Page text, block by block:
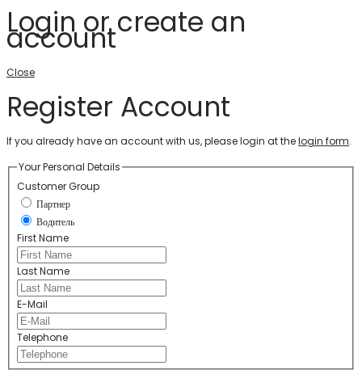
Login or create an
account
Close
Register Account
If you already have an account with us, please login at thelogin form.
Your Personal Details
Customer Group
Партнер
Водитель
First Name
Last Name
E-Mail
Telephone